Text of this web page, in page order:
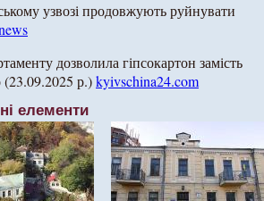
узвозі продовжують руйнувати
дозволила гіпсокартон замість
р.)kyivschina24.com
елементи